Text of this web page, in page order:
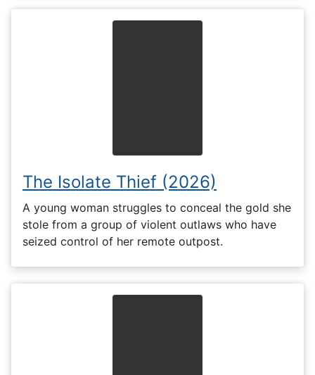
The Isolate Thief (2026)
A young woman struggles to conceal the gold she
stole from a group of violent outlaws who have
seized control of her remote outpost.